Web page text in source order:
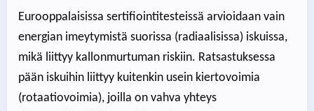
Eurooppalaisissa sertifiointitesteissä arvioidaan vain
energian imeytymistä suorissa (radiaalisissa) iskuissa,
mikä liittyy kallonmurtuman riskiin. Ratsastuksessa
pään iskuihin liittyy kuitenkin usein kiertovoimia
(rotaatiovoimia), joilla on vahva yhteys